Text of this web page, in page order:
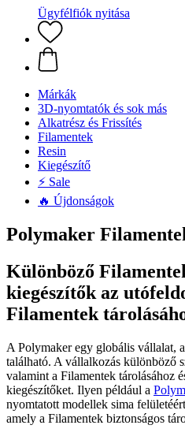
Ügyfélfiók nyitása
Márkák
3D-nyomtatók és sok más
Alkatrész és Frissítés
Filamentek
Resin
Kiegészítő
⚡ Sale
🔥 Újdonságok
Polymaker
Különböző
kiegészítők az
Filamentek
A Polymaker egy globális vállalat,
található. A vállalkozás különböző
valamint a Filamentek tárolásához
kiegészítőket. Ilyen például a
nyomtatott modellek sima
amely a Filamentek biztonságos